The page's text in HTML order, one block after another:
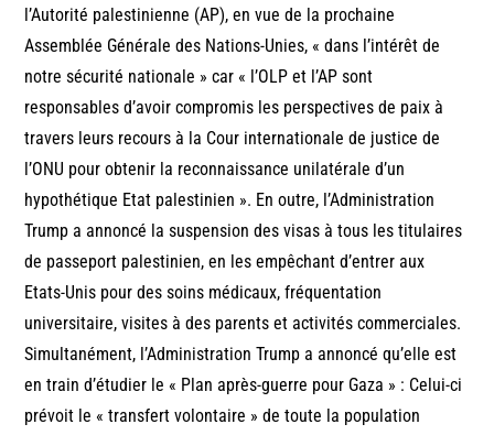
l’Autorité palestinienne (AP), en vue de la prochaine
Assemblée Générale des Nations-Unies, « dans l’intérêt de
notre sécurité nationale » car « l’OLP et l’AP sont
responsables d’avoir compromis les perspectives de paix à
travers leurs recours à la Cour internationale de justice de
l’ONU pour obtenir la reconnaissance unilatérale d’un
hypothétique Etat palestinien ». En outre, l’Administration
Trump a annoncé la suspension des visas à tous les titulaires
de passeport palestinien, en les empêchant d’entrer aux
Etats-Unis pour des soins médicaux, fréquentation
universitaire, visites à des parents et activités commerciales.
Simultanément, l’Administration Trump a annoncé qu’elle est
en train d’étudier le « Plan après-guerre pour Gaza » : Celui-ci
prévoit le « transfert volontaire » de toute la population